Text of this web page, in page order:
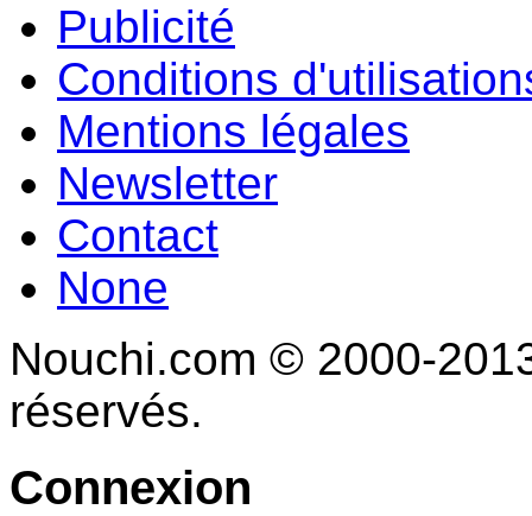
Publicité
Conditions
Mentions légales
Newsletter
Contact
None
Nouchi.com © 2000-
réservés.
Connexion